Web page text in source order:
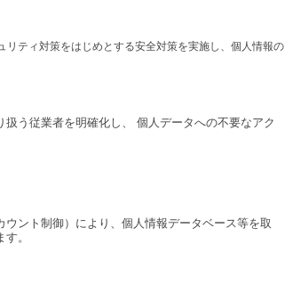
ティ対策をはじめとする安全対策を実施し、個人情報の
う従業者を明確化し、 個人データへの不要なアク
ント制御）により、個人情報データベース等を取
。